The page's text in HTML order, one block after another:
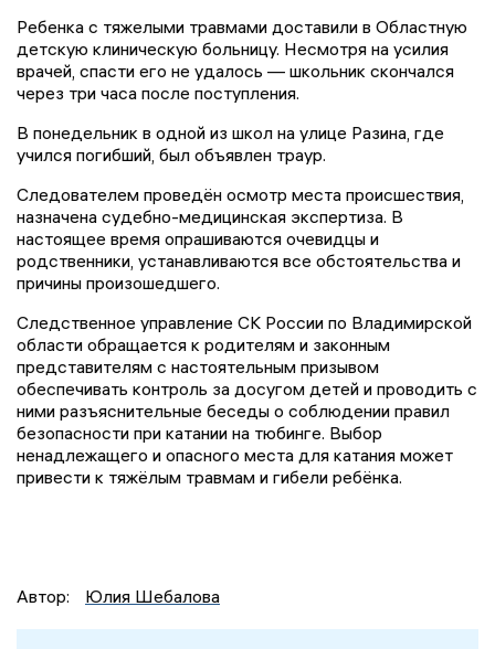
Ребенка с тяжелыми травмами доставили в Областную
детскую клиническую больницу. Несмотря на усилия
врачей, спасти его не удалось — школьник скончался
через три часа после поступления.
В понедельник в одной из школ на улице Разина, где
учился погибший, был объявлен траур.
Следователем проведён осмотр места происшествия,
назначена судебно-медицинская экспертиза. В
настоящее время опрашиваются очевидцы и
родственники, устанавливаются все обстоятельства и
причины произошедшего.
Следственное управление СК России по Владимирской
области обращается к родителям и законным
представителям с настоятельным призывом
обеспечивать контроль за досугом детей и проводить с
ними разъяснительные беседы о соблюдении правил
безопасности при катании на тюбинге. Выбор
ненадлежащего и опасного места для катания может
привести к тяжёлым травмам и гибели ребёнка.
Автор: Юлия Шебалова